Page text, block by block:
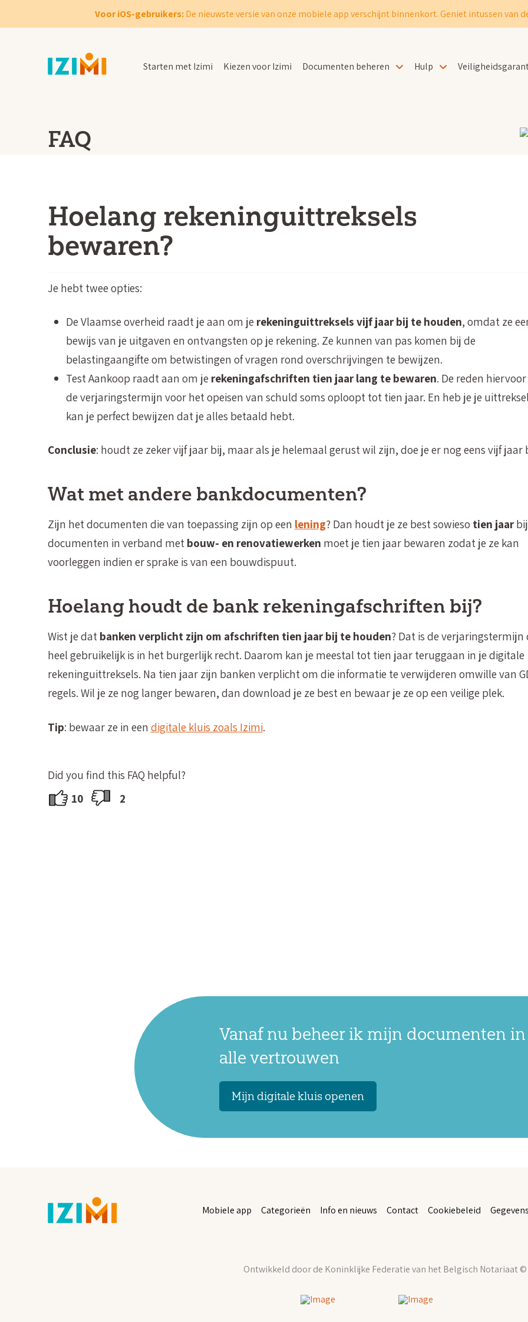
Voor iOS-gebruikers:De nieuwste versie van onze mobiele app verschijnt binnenkort. Geniet intussen van
Starten met Izimi Kiezen voor Izimi Documenten beheren Hulp
FAQ
Hoelang rekeninguittreksels
bewaren?
Je hebt twee opties:
De Vlaamse overheid raadt je aan om jerekeninguittreksels vijf jaar bij te houden, omdat ze
bewijs van je uitgaven en ontvangsten op je rekening. Ze kunnen van pas komen bij de
belastingaangifte om betwistingen of vragen rond overschrijvingen te bewijzen.
Test Aankoop raadt aan om jerekeningafschriften tien jaar lang te bewaren. De reden
de verjaringstermijn voor het opeisen van schuld soms oploopt tot tien jaar. En heb je je
kan je perfect bewijzen dat je alles betaald hebt.
Conclusie: houdt ze zeker vijf jaar bij, maar als je helemaal gerust wil zijn, doe je er nog eens vijf jaar
Wat met andere bankdocumenten?
Zijn het documenten die van toepassing zijn op een lening? Dan houdt je ze best sowieso tien jaar
documenten in verband metbouw- en renovatiewerken moet je tien jaar bewaren zodat je ze kan
voorleggen indien er sprake is van een bouwdispuut.
Hoelang houdt de bank rekeningafschriften bij?
Wist je datbanken verplicht zijn om afschriften tien jaar bij te houden? Dat is de verjaringstermijn
heel gebruikelijk is in het burgerlijk recht. Daarom kan je meestal tot tien jaar teruggaan in je digitale
rekeninguittreksels. Na tien jaar zijn banken verplicht om die informatie te verwijderen omwille van
regels. Wil je ze nog langer bewaren, dan download je ze best en bewaar je ze op een veilige plek.
Tip: bewaar ze in eendigitale kluis zoals Izimi.
Did you find this FAQ helpful?
10
2
Vanaf nu beheer ik mijn documenten in
alle vertrouwen
Mijn digitale kluis openen
Mobiele app Categorieën Info en nieuws Contact Cookiebeleid
Ontwikkeld door de Koninklijke Federatie van het Belgisch Notariaat ©